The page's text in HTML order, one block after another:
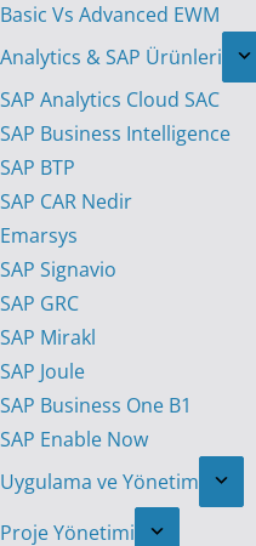
Basic Vs Advanced EWM
Analytics & SAP Ürünleri
SAP Analytics Cloud SAC
SAP Business Intelligence
SAP BTP
SAP CAR Nedir
Emarsys
SAP Signavio
SAP GRC
SAP Mirakl
SAP Joule
SAP Business One B1
SAP Enable Now
Uygulama ve Yönetim
Proje Yönetimi